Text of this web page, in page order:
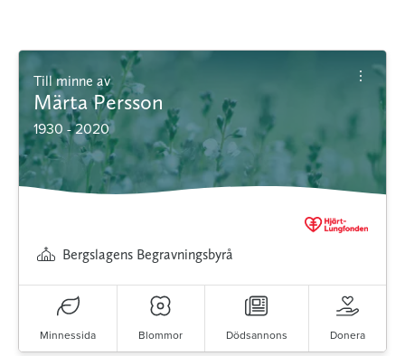
Till minne av
Märta Persson
1930 - 2020
Bergslagens Begravningsbyrå
Minnessida Blommor Dödsannons Donera